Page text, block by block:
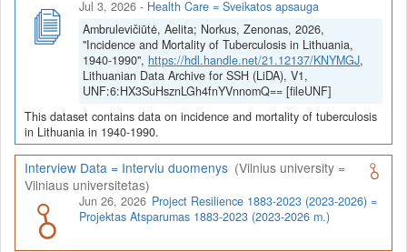
Jul 3, 2026 - Health Care = Sveikatos apsauga
Ambrulevičiūtė, Aelita; Norkus, Zenonas, 2026,
"Incidence and Mortality of Tuberculosis in Lithuania,
1940-1990", https://hdl.handle.net/21.12137/KNYMGJ,
Lithuanian Data Archive for SSH (LiDA), V1,
UNF:6:HX3SuHsznLGh4fnYVnnomQ== [fileUNF]
This dataset contains data on incidence and mortality of tuberculosis
in Lithuania in 1940-1990.
Interview Data = Interviu duomenys (Vilnius university =
Vilniaus universitetas)
Jun 26, 2026 Project Resilience 1883-2023 (2023-2026) =
Projektas Atsparumas 1883-2023 (2023-2026 m.)